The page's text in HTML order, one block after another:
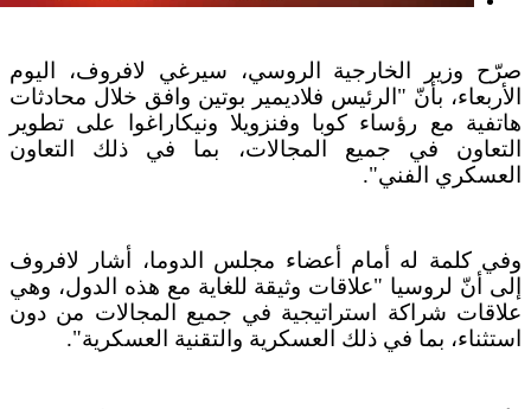
صرّح وزير الخارجية الروسي، سيرغي لافروف، اليوم
الأربعاء، بأنّ "الرئيس فلاديمير بوتين وافق خلال محادثات
هاتفية مع رؤساء كوبا وفنزويلا ونيكاراغوا على تطوير
التعاون في جميع المجالات، بما في ذلك التعاون
العسكري الفني".
وفي كلمة له أمام أعضاء مجلس الدوما، أشار لافروف
إلى أنّ لروسيا "علاقات وثيقة للغاية مع هذه الدول، وهي
علاقات شراكة استراتيجية في جميع المجالات من دون
استثناء، بما في ذلك العسكرية والتقنية العسكرية".